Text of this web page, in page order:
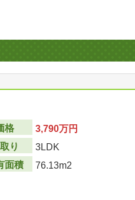
格
3,790万円
り
3LDK
面積
76.13m2